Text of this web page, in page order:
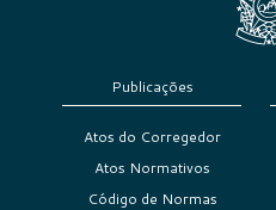
Publicações
Atos do Corregedor
Atos Normativos
Código de Normas